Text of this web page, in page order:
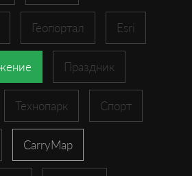
Геопортал Esri
Праздник
Технопарк Спорт
CarryMap